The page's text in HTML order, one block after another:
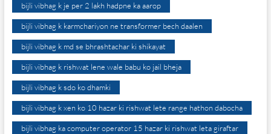
bijli vibhag k je per 2 lakh hadpne ka aarop
bijli vibhag k karmchariyon ne transformer bech daalen
bijli vibhag k md se bhrashtachar ki shikayat
bijli vibhag k rishwat lene wale babu ko jail bheja
bijli vibhag k sdo ko dhamki
bijli vibhag k xen ko 10 hazar ki rishwat lete range hathon dabocha
bijli vibhag ka computer operator 15 hazar ki rishwat leta giraftar